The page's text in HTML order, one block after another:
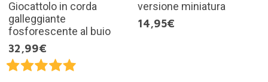
Giocattolo in corda
galleggiante
fosforescente al buio
32,99€
versione miniatura
14,95€